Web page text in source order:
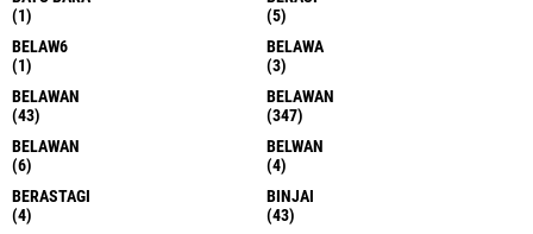
(1)
(5)
BELAW6
(1)
BELAWA
(3)
BELAWAN
(43)
BELAWAN
(347)
BELAWAN
(6)
BELWAN
(4)
BERASTAGI
(4)
BINJAI
(43)